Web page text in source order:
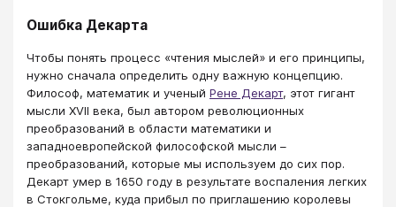
Ошибка Декарта
Чтобы понять процесс «чтения мыслей» и его принципы,
нужно сначала определить одну важную концепцию.
Философ, математик и ученый Рене Декарт, этот гигант
мысли XVII века, был автором революционных
преобразований в области математики и
западноевропейской философской мысли –
преобразований, которые мы используем до сих пор.
Декарт умер в 1650 году в результате воспаления легких
в Стокгольме, куда прибыл по приглашению королевы